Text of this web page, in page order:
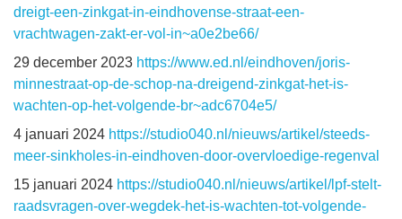
dreigt-een-zinkgat-in-eindhovense-straat-een-
vrachtwagen-zakt-er-vol-in~a0e2be66/
29 december 2023 https://www.ed.nl/eindhoven/joris-
minnestraat-op-de-schop-na-dreigend-zinkgat-het-is-
wachten-op-het-volgende-br~adc6704e5/
4 januari 2024 https://studio040.nl/nieuws/artikel/steeds-
meer-sinkholes-in-eindhoven-door-overvloedige-regenval
15 januari 2024 https://studio040.nl/nieuws/artikel/lpf-stelt-
raadsvragen-over-wegdek-het-is-wachten-tot-volgende-